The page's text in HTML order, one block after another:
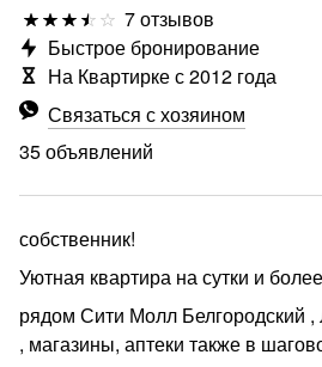
7 отзывов
Связаться с хозяином
35 объявлений
Быстрое бронирование
На Квартирке с 2012 года
собственник!
Уютная квартира на сутки и
рядом Сити Молл Белгородский
, магазины, аптеки также в